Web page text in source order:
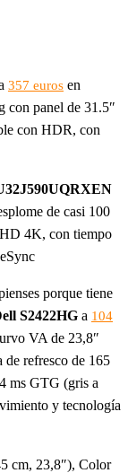
357 euros en
con panel de 31.5″
con HDR, con
de casi 100
4K, con tiempo
porque tiene
S2422HG a 104
VA de 23,8″
refresco de 165
ms GTG (gris a
y tecnología
cm, 23,8″), Color